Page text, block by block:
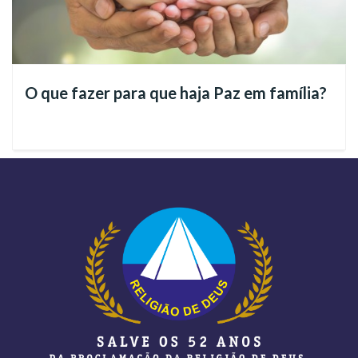
➡️Os ensinamentos bíblicos sobre a responsabilidade
humana diante da natureza.
➡️A importância das atitudes individuais e coletivas na
➡️ O papel da Lei Divina na correção e no aprendizado
construção de uma sociedade mais fraterna e consciente.
Assista ao vídeo completo:
O que fazer para que haja Paz em família?